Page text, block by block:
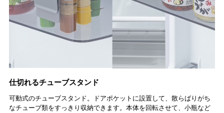
仕切れるチューブスタンド
可動式のチューブスタンド。ドアポケットに設置して、散らばりがち
なチューブ類をすっきり収納できます。本体を回転させて、小瓶など